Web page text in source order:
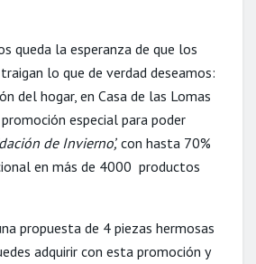
queda la esperanza de que los
lo que de verdad deseamos:
del hogar, en Casa de las Lomas
especial para poder
de Invierno’, con hasta 70%
en más de 4000 productos
propuesta de 4 piezas hermosas
adquirir con esta promoción y